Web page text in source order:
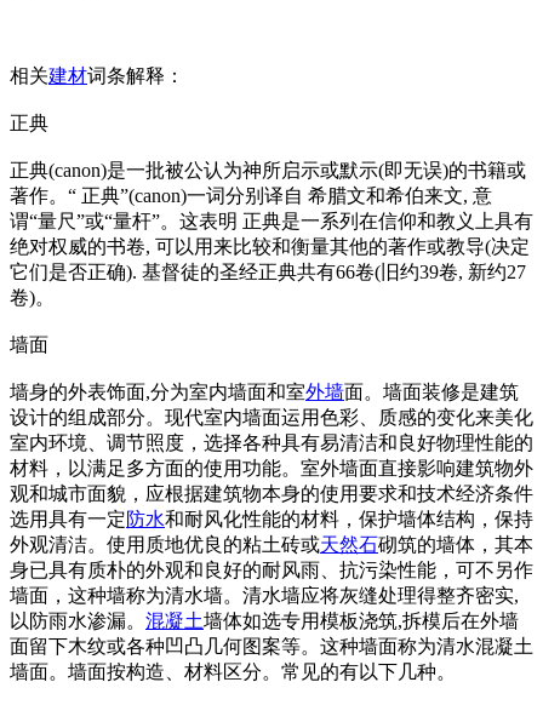
相关建材词条解释：
正典
正典(canon)是一批被公认为神所启示或默示(即无误)的书籍或
著作。“ 正典”(canon)一词分别译自 希腊文和希伯来文, 意
谓“量尺”或“量杆”。这表明 正典是一系列在信仰和教义上具有
绝对权威的书卷, 可以用来比较和衡量其他的著作或教导(决定
它们是否正确). 基督徒的圣经正典共有66卷(旧约39卷, 新约27
卷)。
墙面
墙身的外表饰面,分为室内墙面和室外墙面。墙面装修是建筑
设计的组成部分。现代室内墙面运用色彩、质感的变化来美化
室内环境、调节照度，选择各种具有易清洁和良好物理性能的
材料，以满足多方面的使用功能。室外墙面直接影响建筑物外
观和城市面貌，应根据建筑物本身的使用要求和技术经济条件
选用具有一定防水和耐风化性能的材料，保护墙体结构，保持
外观清洁。使用质地优良的粘土砖或天然石砌筑的墙体，其本
身已具有质朴的外观和良好的耐风雨、抗污染性能，可不另作
墙面，这种墙称为清水墙。清水墙应将灰缝处理得整齐密实,
以防雨水渗漏。 混凝土墙体如选专用模板浇筑,拆模后在外墙
面留下木纹或各种凹凸几何图案等。这种墙面称为清水混凝土
墙面。墙面按构造、材料区分。常见的有以下几种。